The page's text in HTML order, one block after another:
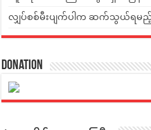
လျှပ်စစ်မီးပျက်ပါက ဆက်သွယ်ရမည့် ဖု
Donation